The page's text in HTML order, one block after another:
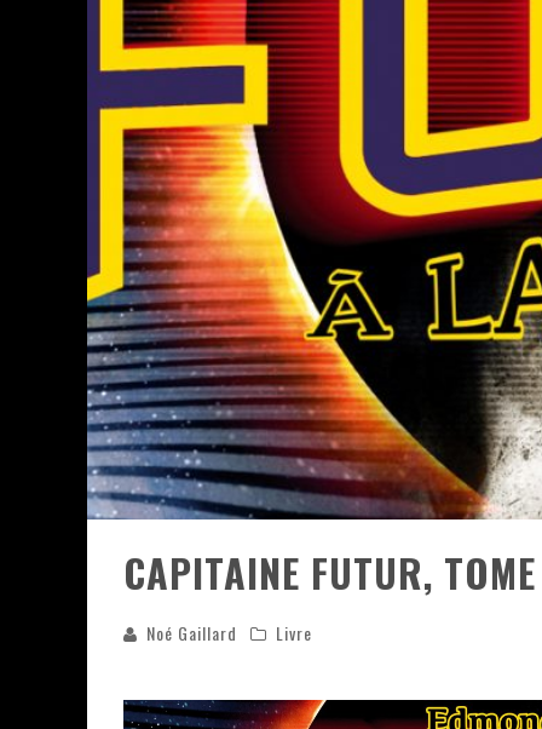
PSYRIVER 2026 : LA MAGIE
« MOFUSAND / PARLER
ASSASSIN'S CREED BLACK FLAG
« LE VENT DAND LES SAULES
« DAMN THEM ALL » - UN DUO
YOSHI AND THE MYSTERIOUS
CAPITAINE FUTUR,
Noé Gaillard Livre